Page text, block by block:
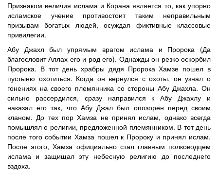
Признаком величия ислама и Корана является то, как упорно
исламское учение противостоит таким неправильным
призывам богатых людей, осуждая фиктивные классовые
привилегии.
Абу Джахл был упрямым врагом ислама и Пророка (Да
благословит Аллах его и род его). Однажды он резко оскорбил
Пророка. В тот день храбры дядя Пророка Хамзе пошел в
пустыню охотиться. Когда он вернулся с охоты, он узнал о
гонениях на своего племянника со стороны Абу Джахла. Он
сильно рассердился, сразу направился к Абу Джахлу и
наказал его так, что Абу Джал был опозорен перед своим
кланом. До тех пор Хамза не принял ислам, однако всегда
помышлял о религии, предложенной племянником. В тот день
после того событии Хамза пошел к Пророку и принял ислам.
После этого, Хамза официально стал главным полководцем
ислама и защищал эту небесную религию до последнего
вздоха.